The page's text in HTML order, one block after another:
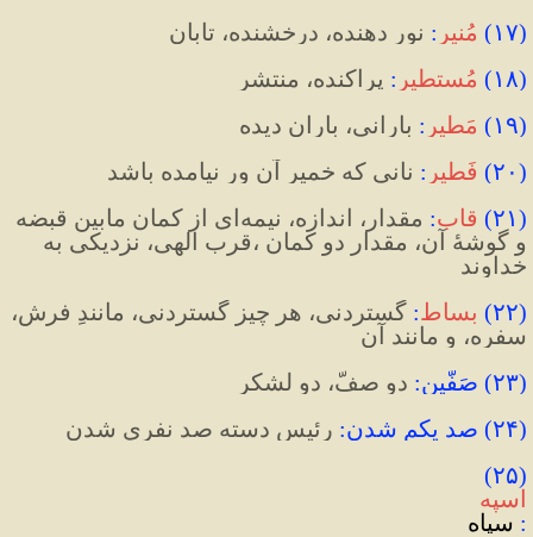
(۱۷) مُنیر : نور دهنده، درخشنده، تابان
(۱۸) مُستطیر : پراکنده، منتشر
(۱۹) مَطیر : بارانی، باران دیده
(۲۰) فَطیر :‌ نانی که خمیر آن ور نیامده باشد
(۲۱) قاب: مقدار، اندازه، نیمه
خداوند
(۲۲) بساط:
سفره، و مانند آن
(۲۳) صَفَّین: ‌ دو صفّ، دو لشکر
(۲۴) صد یکم شدن: رئیس دسته صد نفری شدن
(۲۵)
اسپه
: سپاه